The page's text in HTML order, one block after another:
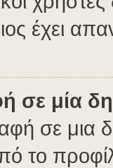
έχει
σε μία
σε μια
το